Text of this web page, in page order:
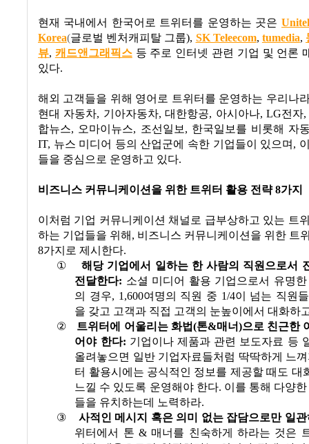
현재 국내에서 한국어로 트위터를 운영하는 곳은 Unitel
Korea(글로벌 벤처캐피탈 그룹), SK Teleecom, tumedia,
뷰, 캐드앤그래픽스 등 주로 인터넷 관련 기업 및 언론
있다.
해외 고객들을 위해 영어로 트위터를 운영하는 우리나
현대 자동차, 기아자동차,대한항공, 아시아나, LG전자
합뉴스, 오마이뉴스, 조선일보, 한국일보를 비롯해 자
IT, 뉴스 미디어 등의 산업군에 속한 기업들이 있으며 ,
들을 중심으로 운영하고 있다.
비즈니스 커뮤니케이션을 위한 트위터 활용 전략8가지
이처럼 기업 커뮤니케이션 채널로 급부상하고 있는 트
하는 기업들을 위해 , 비즈니스 커뮤니케이션을 위한 트
8가지로 제시한다.
①
해당 기업에서 일하는 한 사람의 직원으로서
전달한다: 소셜 미디어 활용 기업으로서 유명
의 경우, 1,600여명의 직원 중 1/4이 넘는 직원
을 갖고 고객과 직접 고객의 눈높이에서 대화하
②
트위터에 어울리는 화법(톤&매너)으로 친근한
어야 한다: 기업이나 제품과 관련 보도자료 등
올려놓으면 일반 기업자료들처럼 딱딱하게 느
터 활용시에는 공식적인 정보를 제공할 때도 대
느낄 수 있도록 운영해야 한다. 이를 통해 다양
들을 유치하는데 노력하라.
③
사적인 메시지 혹은 의미 없는 잡담으로만 일
위터에서 톤 & 매너를 친숙하게 하라는 것은